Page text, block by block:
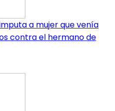
a mujer que venía
contra el hermano de